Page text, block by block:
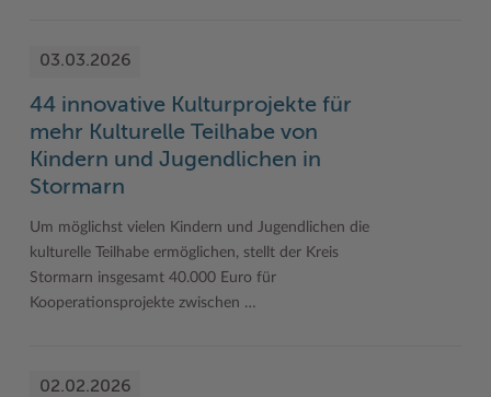
03.03.2026
44 innovative Kulturprojekte für
mehr Kulturelle Teilhabe von
Kindern und Jugendlichen in
Stormarn
Um möglichst vielen Kindern und Jugendlichen die
kulturelle Teilhabe ermöglichen, stellt der Kreis
Stormarn insgesamt 40.000 Euro für
Kooperationsprojekte zwischen …
02.02.2026